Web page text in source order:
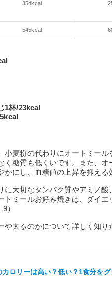
354kcal
545kcal
1杯/23kcal
小麦粉の代わりにオートミー
く糖質も低くいです。また、
かにし、血糖値の上昇を抑える
に大切なタンパク質やアミノ
トミールお好み焼きは、ダイエ
）
や太るのかについて詳しく知
ロリーは高い？低い？1食分をグ